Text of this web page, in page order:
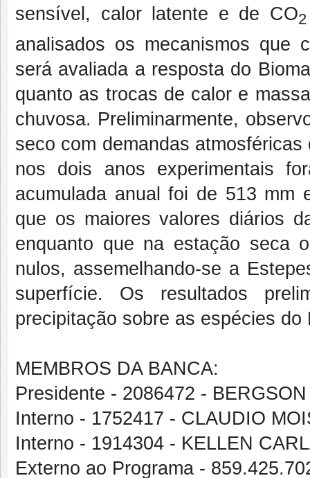
sensível, calor latente e de CO2
analisados os mecanismos que
será avaliada a resposta do
quanto as trocas de calor e
chuvosa. Preliminarmente,
seco com demandas
nos dois anos experimentais
acumulada anual foi de 513 mm
que os maiores valores diários
enquanto que na estação seca
nulos, assemelhando-se a
superfície. Os resultados
precipitação sobre as espécies do
MEMBROS DA BANCA:
Presidente - 2086472 -
Interno - 1752417 - CLAUDIO
Interno - 1914304 - KELLEN
Externo ao Programa -